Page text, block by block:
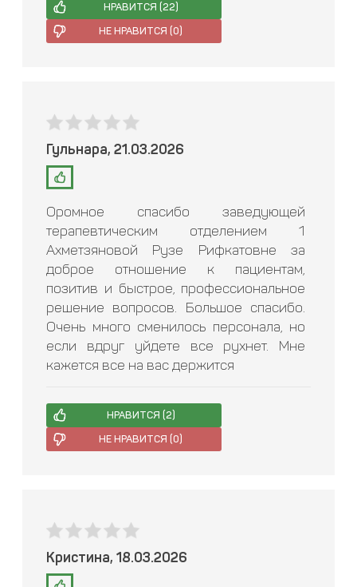
НРАВИТСЯ (22)
НЕ НРАВИТСЯ (0)
Гульнара, 21.03.2026
Оромное спасибо заведующей
терапевтическим отделением 1
Ахметзяновой Рузе Рифкатовне за
доброе отношение к пациентам,
позитив и быстрое, профессиональное
решение вопросов. Большое спасибо.
Очень много сменилось персонала, но
если вдруг уйдете все рухнет. Мне
кажется все на вас держится
НРАВИТСЯ (2)
НЕ НРАВИТСЯ (0)
Кристина, 18.03.2026